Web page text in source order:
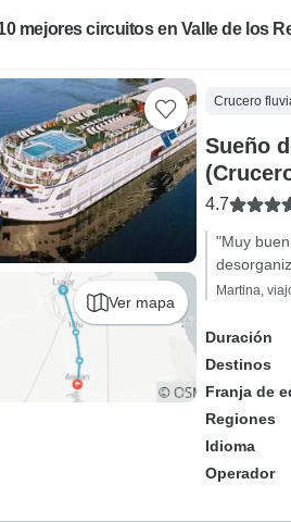
mejores circuitos en Valle de los
Ver mapa
Crucero
Sueño
4.7
"Muy
Martina,
Duración
Destinos
Franja de
Regiones
Idioma
Operador